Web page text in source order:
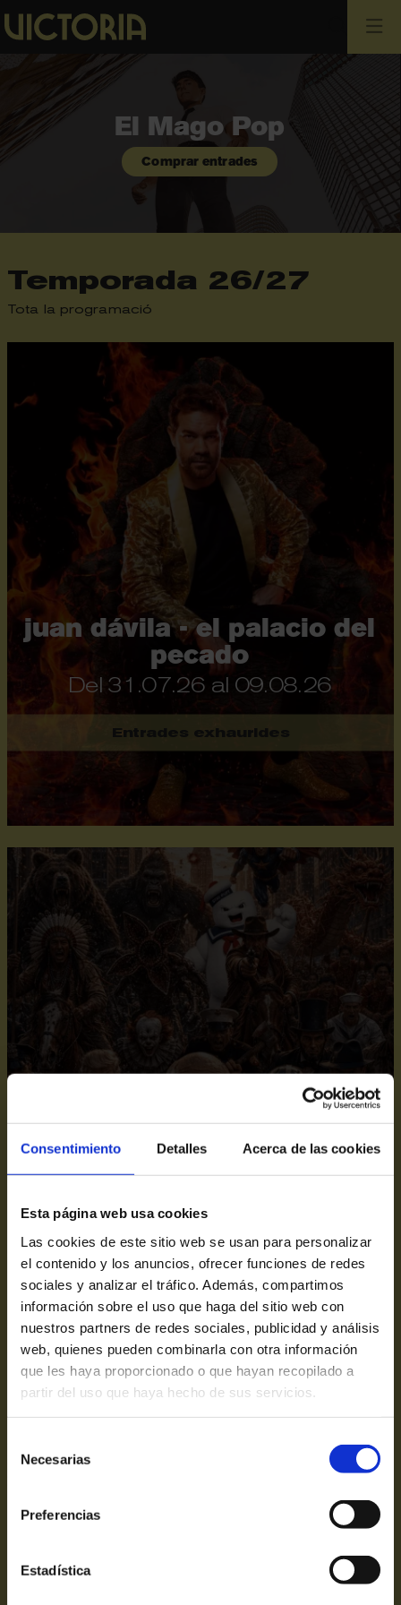
Consentimiento Detalles Acerca de las cookies
Esta página web usa cookies
Las cookies de este sitio web se usan para personalizar
el contenido y los anuncios, ofrecer funciones de redes
sociales y analizar el tráfico. Además, compartimos
información sobre el uso que haga del sitio web con
nuestros partners de redes sociales, publicidad y análisis
web, quienes pueden combinarla con otra información
que les haya proporcionado o que hayan recopilado a
partir del uso que haya hecho de sus servicios.
Necesarias
Preferencias
Estadística
El Mago Pop
Comprar entrades
Temporada 26/27
Tota la programació
Entrades exhaurides
juan dávila - el palacio del
pecado
Del 31.07.26 al 09.08.26
Comprar entrades
américa forever - goyo
jiménez